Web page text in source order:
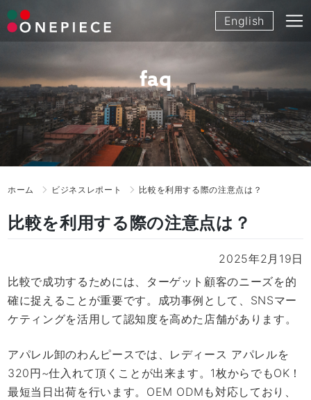
Skip
to
English
faq
ホーム ビジネスレポート 比較を利用する際の注意点は？
比較を利用する際の注意点は？
2025年2月19日
比較で成功するためには、ターゲット顧客のニーズを的
確に捉えることが重要です。成功事例として、SNSマー
ケティングを活用して認知度を高めた店舗があります。
アパレル卸のわんピースでは、レディース アパレルを
320円~仕入れて頂くことが出来ます。1枚からでもOK！
最短当日出荷を行います。OEM ODMも対応しており、